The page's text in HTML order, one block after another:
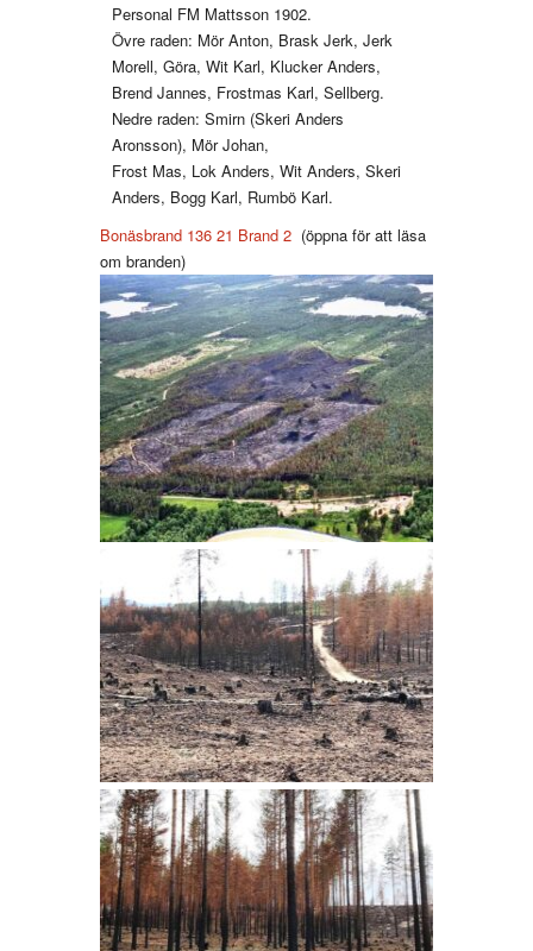
Personal FM Mattsson 1902.
Övre raden: Mör Anton, Brask Jerk, Jerk
Morell, Göra, Wit Karl, Klucker Anders,
Brend Jannes, Frostmas Karl, Sellberg.
Nedre raden: Smirn (Skeri Anders
Aronsson), Mör Johan,
Frost Mas, Lok Anders, Wit Anders, Skeri
Anders, Bogg Karl, Rumbö Karl.
Bonäsbrand 136 21 Brand 2 (öppna för att läsa
om branden)